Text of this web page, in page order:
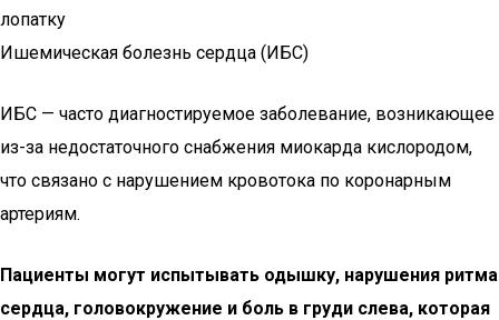
лопатку
Ишемическая болезнь сердца (ИБС)
ИБС — часто диагностируемое заболевание, возникающее
из-за недостаточного снабжения миокарда кислородом,
что связано с нарушением кровотока по коронарным
артериям.
Пациенты могут испытывать одышку, нарушения ритма
сердца, головокружение и боль в груди слева, которая